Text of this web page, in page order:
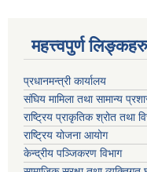
महत्त्वपुर्ण लिङ्कहरु
प्रधानमन्त्री कार्यालय
संघिय मामिला तथा सामान्य
राष्ट्रिय प्राकृतिक श्रोत तथा
राष्ट्रिय योजना आयोग
केन्द्रीय पञ्जिकरण विभाग